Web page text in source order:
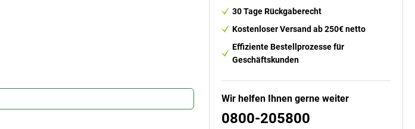
30 Tage Rückgaberecht
Kostenloser Versand ab 250€ netto
Effiziente Bestellprozesse für
Geschäftskunden
Wir helfen Ihnen gerne weiter
0800-205800